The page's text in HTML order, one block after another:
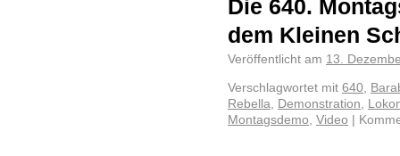
Die 640.
dem Kleinen
Veröffentlicht am 13.
Verschlagwortet mit 640,
Rebella, Demonstration,
Montagsdemo, Video